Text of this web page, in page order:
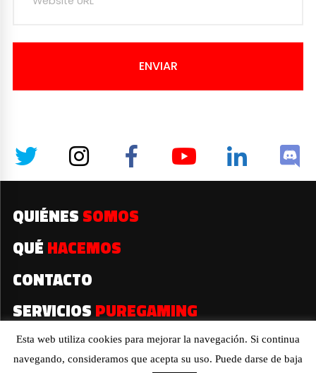
ENVIAR
QUIÉNES SOMOS
QUÉ HACEMOS
CONTACTO
SERVICIOS PUREGAMING
2019© Todos los derechos reservados
Esta web utiliza cookies para mejorar la navegación. Si continua
navegando, consideramos que acepta su uso. Puede darse de baja